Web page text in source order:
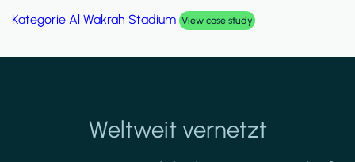
Kategorie Al Wakrah Stadium View case study
Weltweit vernetzt